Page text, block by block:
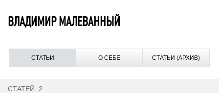
ВЛАДИМИР МАЛЕВАННЫЙ
СТАТЬИ О СЕБЕ СТАТЬИ (АРХИВ)
СТАТЕЙ: 2